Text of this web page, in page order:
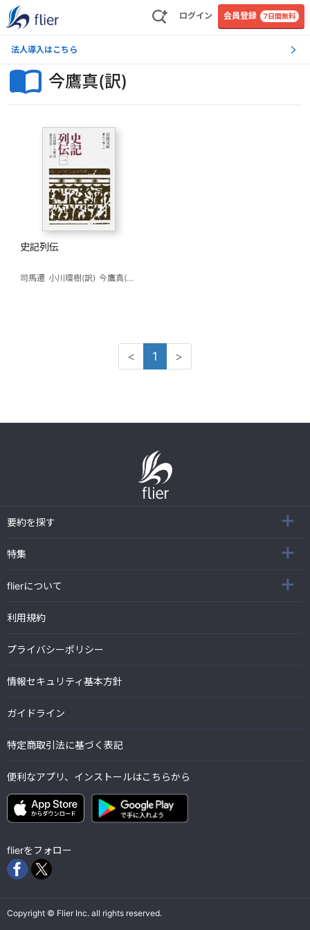
ログイン 会員登録 7日間無料
法人導入はこちら
今鷹真(訳)
史記列伝
司馬遷 小川環樹(訳) 今鷹真(訳)
< 1 >
要約を探す
特集
flierについて
利用規約
プライバシーポリシー
情報セキュリティ基本方針
ガイドライン
特定商取引法に基づく表記
便利なアプリ、インストールはこちらから
flierをフォロー
Copyright © Flier Inc. all rights reserved.